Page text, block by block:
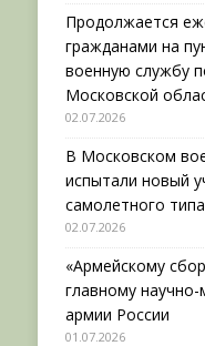
Продолжается
гражданами на
военную службу
Московской
02.07.2026
В Московском
испытали новый
самолетного типа
02.07.2026
«Армейскому
главному
армии России
01.07.2026